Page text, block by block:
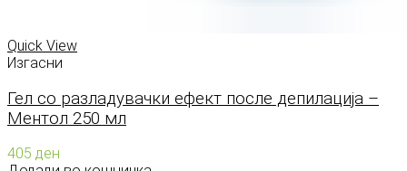
Quick View
Изгасни
Гел со разладувачки ефект после депилација –
Ментол 250 мл
405 ден